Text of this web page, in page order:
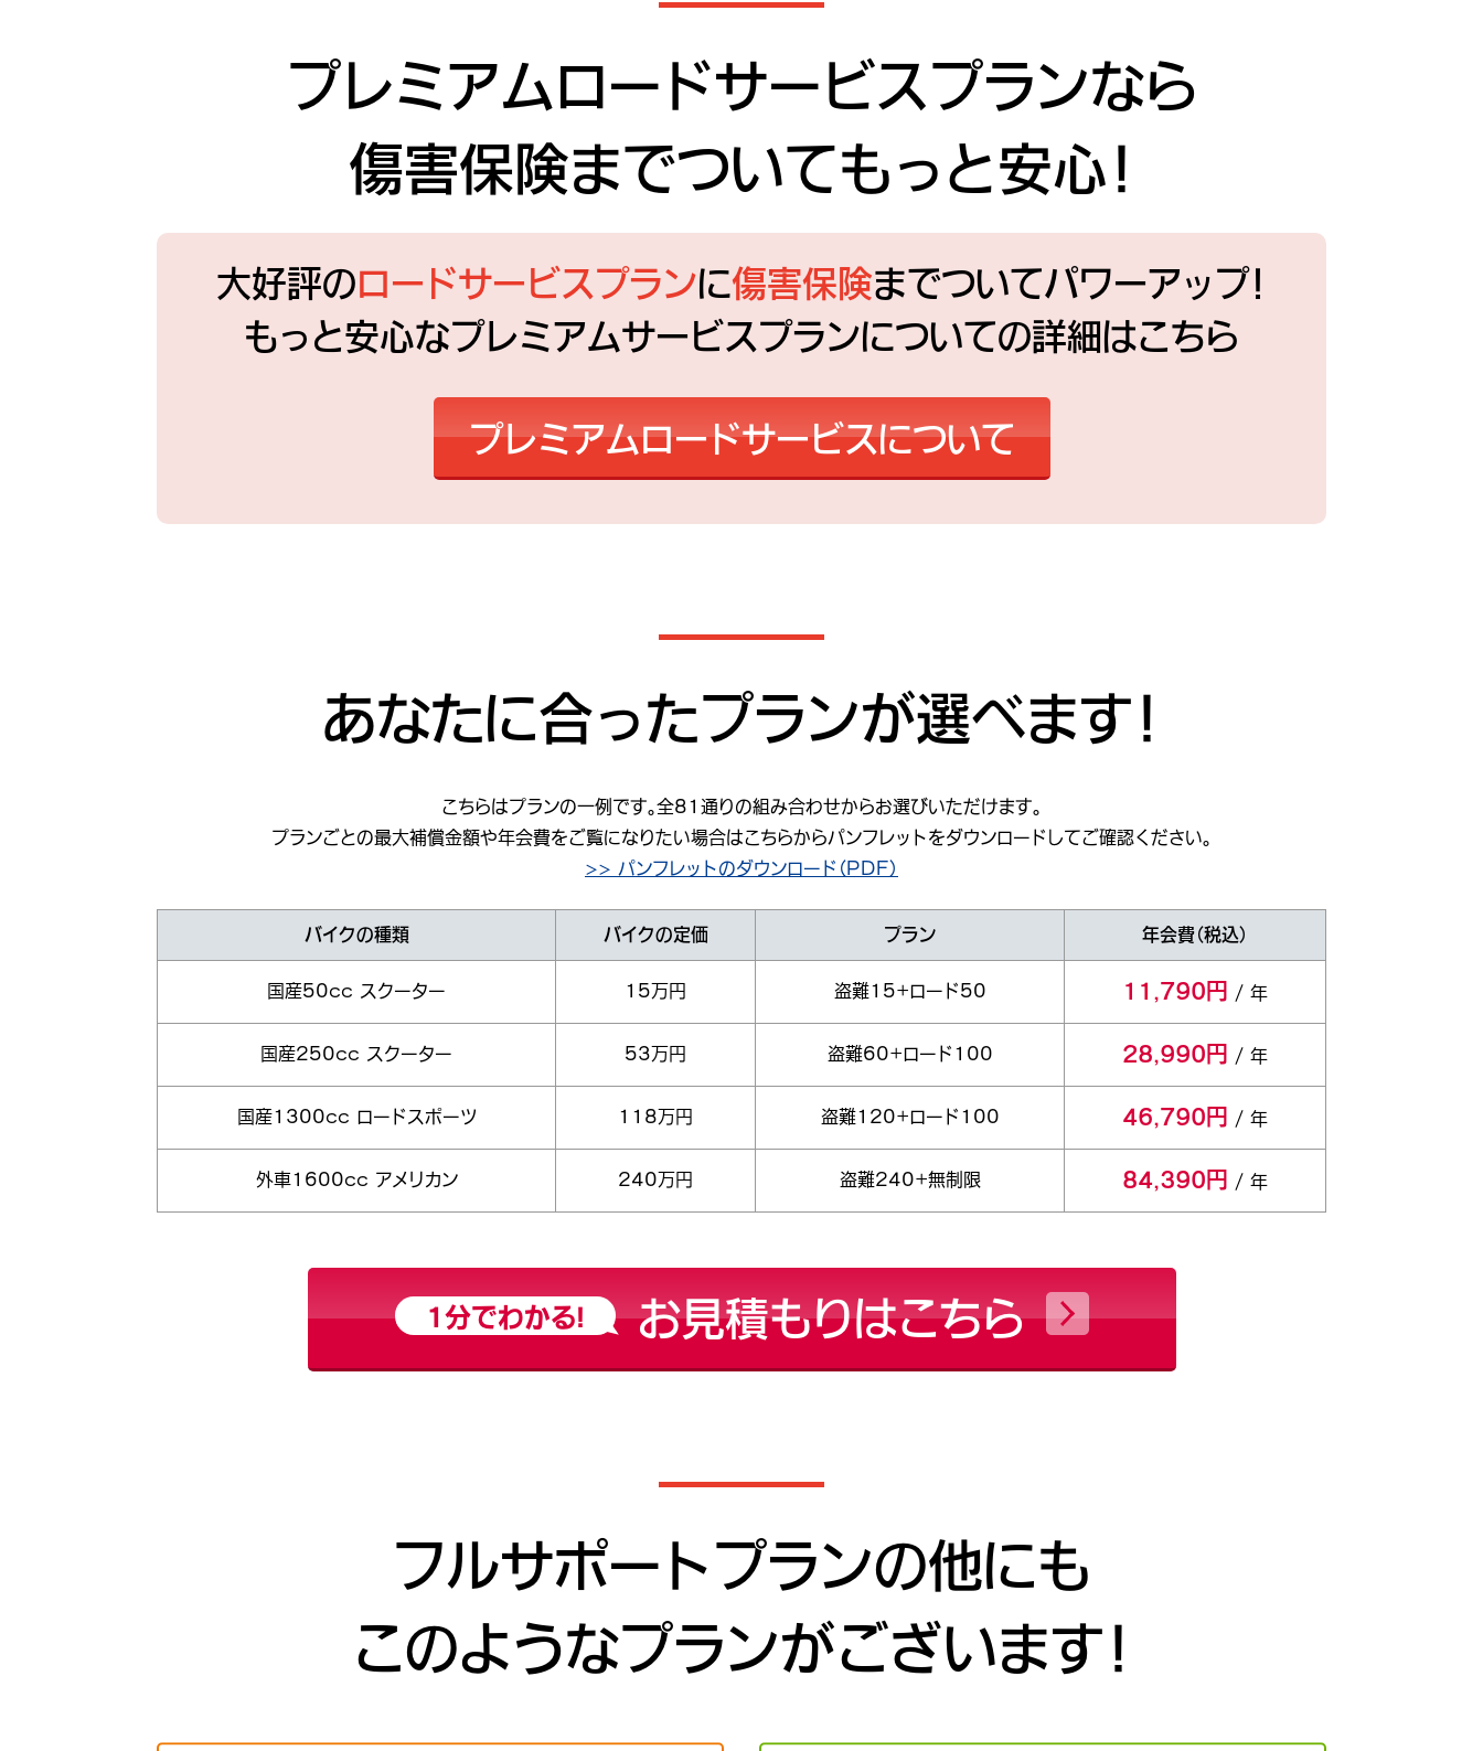
プレミアムロードサービスプランなら
傷害保険までついてもっと安心！
大好評のロードサービスプランに傷害保険までついてパワーアップ！
もっと安心なプレミアムサービスプランについての詳細はこちら
プレミアムロードサービスについて
あなたに合ったプランが選べます！
こちらはプランの一例です。全81通りの組み合わせからお選びいただけます。
プランごとの最大補償金額や年会費をご覧になりたい場合はこちらからパンフレットをダウンロードしてご確認ください。
>> パンフレットのダウンロード（PDF）
バイクの種類 バイクの定価 プラン 年会費（税込）
国産50cc スクーター 15万円 盗難15+ロード50 11,790円 / 年
国産250cc スクーター 53万円 盗難60+ロード100 28,990円 / 年
国産1300cc ロードスポーツ 118万円 盗難120+ロード100 46,790円 / 年
外車1600cc アメリカン 240万円 盗難240+無制限 84,390円 / 年
1分でわかる! お見積もりはこちら
フルサポートプランの他にも
このようなプランがございます！